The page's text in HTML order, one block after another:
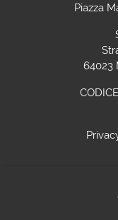
Piazza
64023